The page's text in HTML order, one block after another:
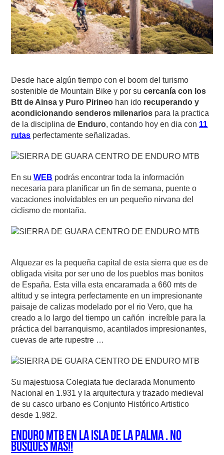
Desde hace algún tiempo con el boom del turismo
sostenible de Mountain Bike y por sucercanía con los
Btt de Ainsa y Puro Pirineo han ido recuperando y
acondicionando senderos milenarios para la practica
de la disciplina de Enduro, contando hoy en dia con 11
rutas perfectamente señalizadas.
En suWEB podrás encontrar toda la información
necesaria para planificar un fin de semana, puente o
vacaciones inolvidables en un pequeño nirvana del
ciclismo de montaña.
Alquezar es la pequeña capital de esta sierra que es de
obligada visita por ser uno de los pueblos mas bonitos
de España. Esta villa esta encaramada a 660 mts de
altitud y se integra perfectamente en un impresionante
paisaje de calizas modelado por el rio Vero, que ha
creado a lo largo del tiempo un cañón increíble para la
práctica del barranquismo, acantilados impresionantes,
cuevas de arte rupestre …
Su majestuosa Colegiata fue declarada Monumento
Nacional en 1.931 y la arquitectura y trazado medieval
de su casco urbano es Conjunto Histórico Artistico
desde 1.982.
ENDURO MTB EN LA ISLA DE LA PALMA . NO
BUSQUES MAS!!